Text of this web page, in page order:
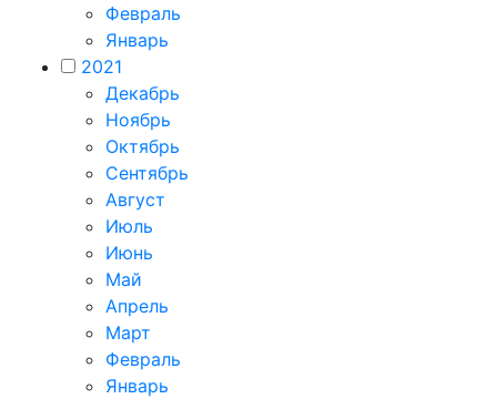
Февраль
Январь
2021
Декабрь
Ноябрь
Октябрь
Сентябрь
Август
Июль
Июнь
Май
Апрель
Март
Февраль
Январь